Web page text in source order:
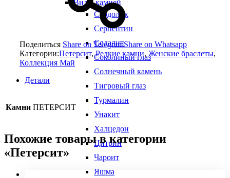
Виды камней
Сердолик
Серпентин
Содалит
Соколиный глаз
Солнечный камень
Тигровый глаз
Турмалин
Унакит
Халцедон
Цитрин
Чароит
Яшма
Поделиться Share on TelegramShare on Whatsapp
Категории:Петерсит,Редкие камни, Женские браслеты,
Коллекция Май
Детали
Камни ПЕТЕРСИТ
Похожие товары в категории
«Петерсит»